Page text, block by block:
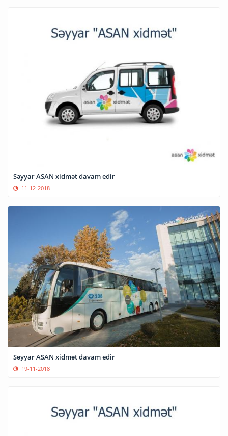
Səyyar ASAN xidmət davam edir
11-12-2018
Səyyar ASAN xidmət davam edir
19-11-2018